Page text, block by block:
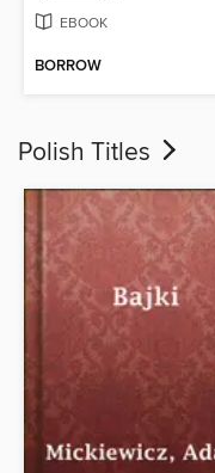
EBOOK
BORROW
Polish Titles